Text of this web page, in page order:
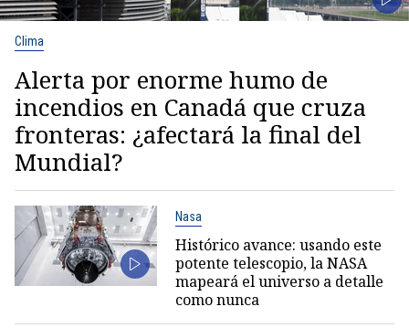
Clima
Alerta por enorme humo de
incendios en Canadá que cruza
fronteras: ¿afectará la final del
Mundial?
Nasa
Histórico avance: usando este
potente telescopio, la NASA
mapeará el universo a detalle
como nunca